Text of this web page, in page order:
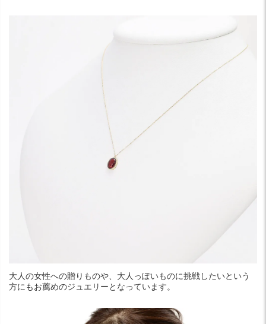
大人の女性への贈りものや、大人っぽいものに挑戦したいという
方にもお薦めのジュエリーとなっています。